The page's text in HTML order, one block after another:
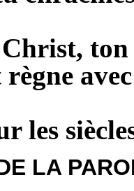
Christ,
les
LA